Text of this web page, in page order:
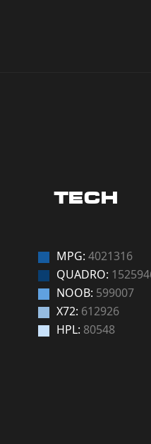
TECH
MPG: 4021316
QUADRO:
NOOB: 599007
X72: 612926
HPL: 80548